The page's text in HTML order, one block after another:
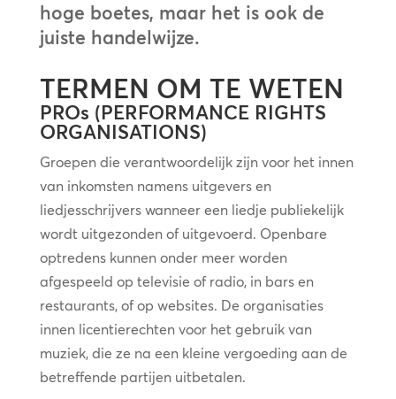
hoge boetes, maar het is ook de
juiste handelwijze.
TERMEN OM TE WETEN
PROs (PERFORMANCE RIGHTS
ORGANISATIONS)
Groepen die verantwoordelijk zijn voor het innen
van inkomsten namens uitgevers en
liedjesschrijvers wanneer een liedje publiekelijk
wordt uitgezonden of uitgevoerd. Openbare
optredens kunnen onder meer worden
afgespeeld op televisie of radio, in bars en
restaurants, of op websites. De organisaties
innen licentierechten voor het gebruik van
muziek, die ze na een kleine vergoeding aan de
betreffende partijen uitbetalen.